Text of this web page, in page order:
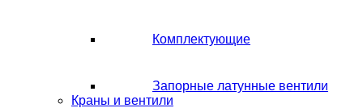
Комплектующие
Запорные латунные вентили
Краны и вентили